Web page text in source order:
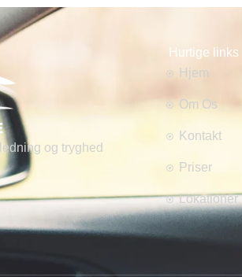
og tryghed
Hurtige links
Hjem
Om Os
Kontakt
Priser
Lokationer